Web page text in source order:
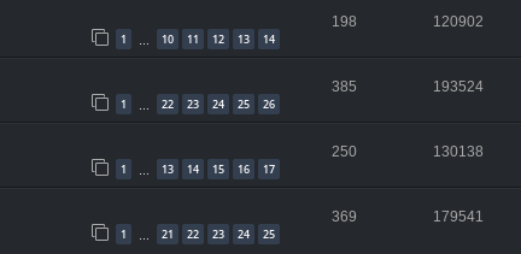
1 10 11 12 13 14
198 120902
1 22 23 24 25 26
385 193524
1 13 14 15 16 17
250 130138
1 … 21 22 23 24 25
369 179541